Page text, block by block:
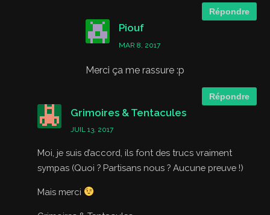
Répondre
Piouf
MAR 8, 2017
Merci ça me rassure :p
Répondre
Grimoires & Tentacules
JUIL 13, 2017
Moi, je suis d’accord, ils font des trucs vraiment
sympas (Quoi ? Partisans nous ? Aucune preuve !)
Mais merci